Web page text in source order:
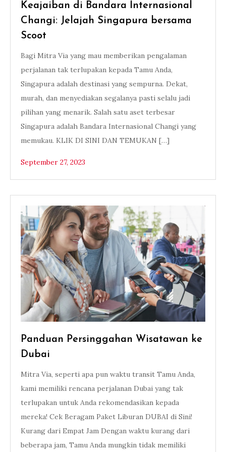
Keajaiban di Bandara Internasional
Changi: Jelajah Singapura bersama
Scoot
Bagi Mitra Via yang mau memberikan pengalaman
perjalanan tak terlupakan kepada Tamu Anda,
Singapura adalah destinasi yang sempurna. Dekat,
murah, dan menyediakan segalanya pasti selalu jadi
pilihan yang menarik. Salah satu aset terbesar
Singapura adalah Bandara Internasional Changi yang
memukau. KLIK DI SINI DAN TEMUKAN […]
September 27, 2023
Panduan Persinggahan Wisatawan ke
Dubai
Mitra Via, seperti apa pun waktu transit Tamu Anda,
kami memiliki rencana perjalanan Dubai yang tak
terlupakan untuk Anda rekomendasikan kepada
mereka! Cek Beragam Paket Liburan DUBAI di Sini!
Kurang dari Empat Jam Dengan waktu kurang dari
beberapa jam, Tamu Anda mungkin tidak memiliki